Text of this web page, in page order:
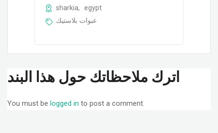
sharkia,
egypt
عبوات بلاستيك
اترك ملاحظاتك حول هذا البند
You must be logged in to post a comment.